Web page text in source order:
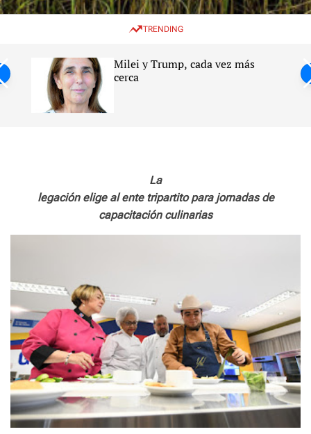
w
c
e
e
TRENDING
Milei y Trump, cada vez más
cerca
La
legación elige al ente tripartito para jornadas de
capacitación culinarias